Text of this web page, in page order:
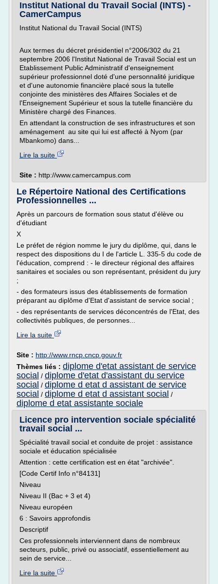
Institut National du Travail Social (INTS) -
CamerCampus
Institut National du Travail Social (INTS)
Aux termes du décret présidentiel n°2006/302 du 21
septembre 2006 l'Institut National de Travail Social est un
Etablissement Public Administratif d'enseignement
supérieur professionnel doté d'une personnalité juridique
et d'une autonomie financière placé sous la tutelle
conjointe des ministères des Affaires Sociales et de
l'Enseignement Supérieur et sous la tutelle financière du
Ministère chargé des Finances.
En attendant la construction de ses infrastructures et son
aménagement au site qui lui est affecté à Nyom (par
Mbankomo) dans...
Lire la suite
Site : http://www.camercampus.com
Le Répertoire National des Certifications
Professionnelles ...
Après un parcours de formation sous statut d'élève ou
d'étudiant
X
Le préfet de région nomme le jury du diplôme, qui, dans le
respect des dispositions du I de l'article L. 335-5 du code de
l'éducation, comprend : - le directeur régional des affaires
sanitaires et sociales ou son représentant, président du jury
;
- des formateurs issus des établissements de formation
préparant au diplôme d'Etat d'assistant de service social ;
- des représentants de services déconcentrés de l'Etat, des
collectivités publiques, de personnes...
Lire la suite
Site : http://www.rncp.cncp.gouv.fr
Thèmes liés : diplome d'etat assistant de service
social / diplome d'etat d'assistant du service
social / diplome d etat d assistant de service
social / diplome d etat d assistant social /
diplome d etat assistante sociale
Licence pro intervention sociale spécialité
travail social ...
Spécialité travail social et conduite de projet : assistance
sociale et éducation spécialisée
Attention : cette certification est en état "archivée".
[Code Certif Info n°84131]
Niveau
Niveau II (Bac + 3 et 4)
Niveau européen
6 : Savoirs approfondis
Descriptif
Ces professionnels interviennent dans de nombreux
secteurs, public, privé ou associatif, essentiellement au
sein de service...
Lire la suite